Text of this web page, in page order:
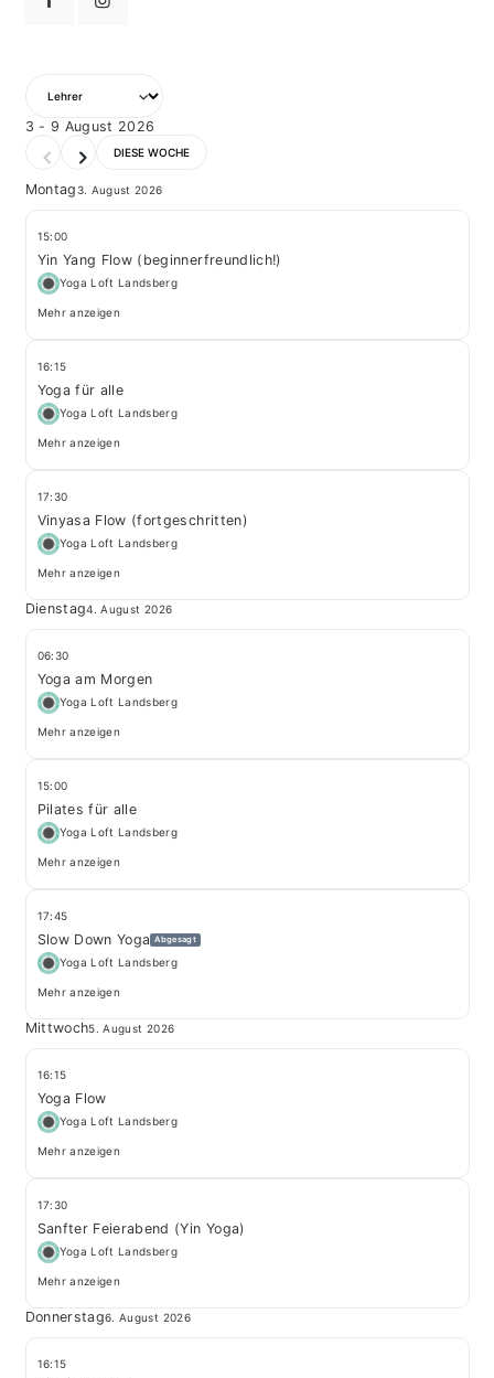
3 - 9 August 2026
DIESE WOCHE
Montag3. August 2026
15:00
Yin Yang Flow (beginnerfreundlich!)
Yoga Loft Landsberg
Mehr anzeigen
16:15
Yoga für alle
Yoga Loft Landsberg
Mehr anzeigen
17:30
Vinyasa Flow (fortgeschritten)
Yoga Loft Landsberg
Mehr anzeigen
Dienstag4. August 2026
06:30
Yoga am Morgen
Yoga Loft Landsberg
Mehr anzeigen
15:00
Pilates für alle
Yoga Loft Landsberg
Mehr anzeigen
17:45
Slow Down Yoga Abgesagt
Yoga Loft Landsberg
Mehr anzeigen
Mittwoch5. August 2026
16:15
Yoga Flow
Yoga Loft Landsberg
Mehr anzeigen
17:30
Sanfter Feierabend (Yin Yoga)
Yoga Loft Landsberg
Mehr anzeigen
Donnerstag6. August 2026
16:15